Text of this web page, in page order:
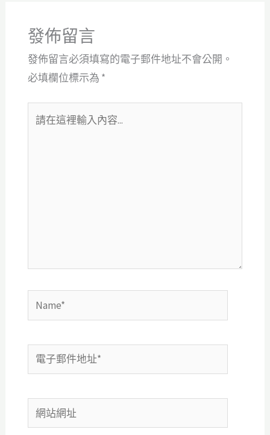
發佈留言
發佈留言必須填寫的電子郵件地址不會公開。
必填欄位標示為 *
Name*
電
子
件
地
網
站